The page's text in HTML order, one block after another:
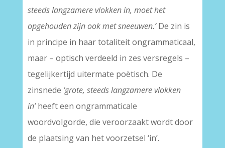
steeds langzamere vlokken in, moet het
opgehouden zijn ook met sneeuwen.’De zin is
in principe in haar totaliteit ongrammaticaal,
maar – optisch verdeeld in zes versregels –
tegelijkertijd uitermate poëtisch. De
zinsnede ‘grote, steeds langzamere vlokken
in’heeft een ongrammaticale
woordvolgorde, die veroorzaakt wordt door
de plaatsing van het voorzetsel ‘in’.